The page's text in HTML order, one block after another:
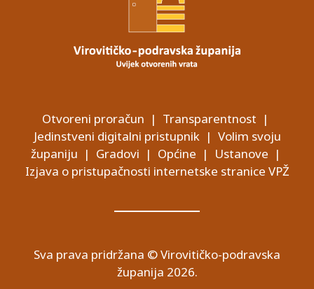
Otvoreni proračun | Transparentnost |
Jedinstveni digitalni pristupnik| Volim svoju
županiju | Gradovi | Općine | Ustanove |
Izjava o pristupačnosti internetske stranice VPŽ
Sva prava pridržana © Virovitičko-podravska
županija 2026.